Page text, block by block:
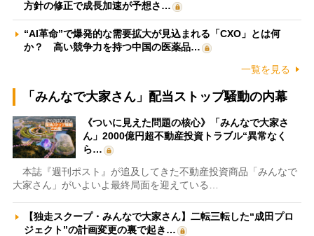
方針の修正で成長加速が予想さ…
“AI革命”で爆発的な需要拡大が見込まれる「CXO」とは何
か？ 高い競争力を持つ中国の医薬品…
一覧を見る
「みんなで大家さん」配当ストップ騒動の内幕
《ついに見えた問題の核心》「みんなで大家さ
ん」2000億円超不動産投資トラブル“異常なく
ら…
本誌『週刊ポスト』が追及してきた不動産投資商品「みんなで
大家さん」がいよいよ最終局面を迎えている…
【独走スクープ・みんなで大家さん】二転三転した“成田プロ
ジェクト”の計画変更の裏で起き…